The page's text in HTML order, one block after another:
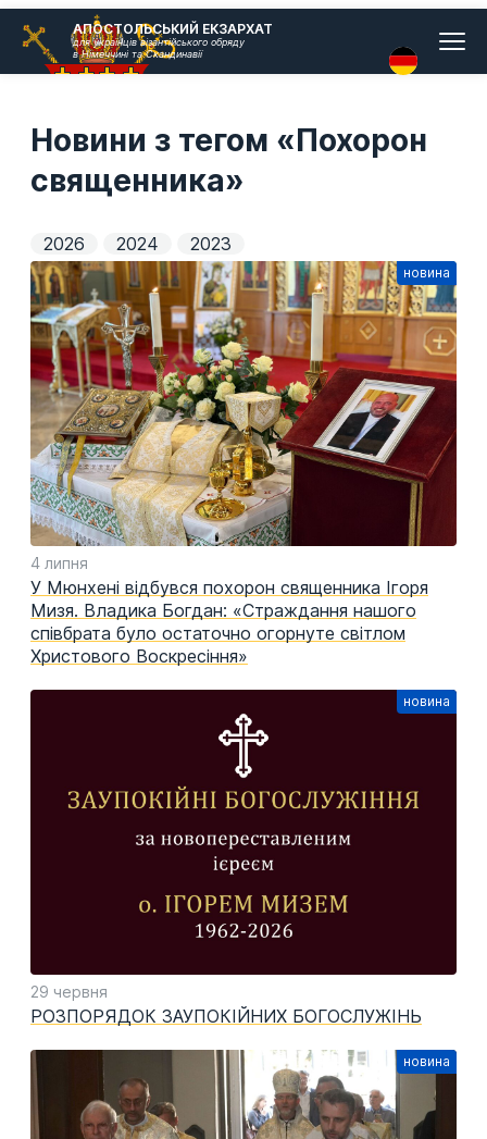
АПОСТОЛЬСЬКИЙ ЕКЗАРХАТ
для українців візантійського обряду
в Німеччині та Скандинавії
меню
Новини з тегом «Похорон
священника»
2026 2024 2023
4 липня
У Мюнхені відбувся похорон священника Ігоря
Мизя. Владика Богдан: «Страждання нашого
співбрата було остаточно огорнуте світлом
Христового Воскресіння»
29 червня
РОЗПОРЯДОК ЗАУПОКІЙНИХ БОГОСЛУЖІНЬ